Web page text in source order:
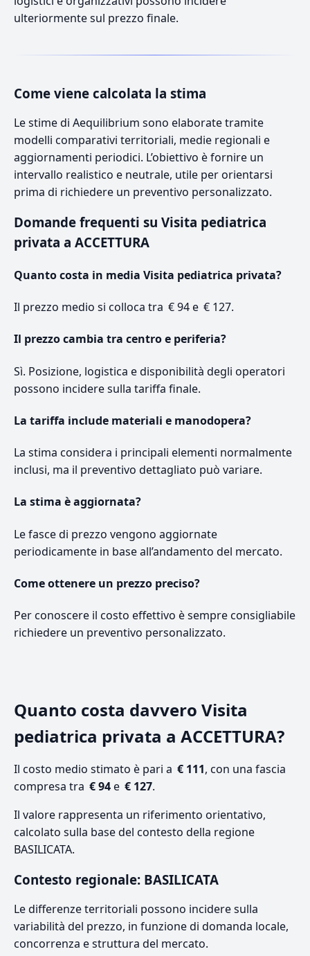
ulteriormente sul prezzo finale.
Come viene calcolata la stima
Le stime di Aequilibrium sono elaborate tramite
modelli comparativi territoriali, medie regionali e
aggiornamenti periodici. L’obiettivo è fornire un
intervallo realistico e neutrale, utile per orientarsi
prima di richiedere un preventivo personalizzato.
Domande frequenti su Visita pediatrica
privata a ACCETTURA
Quanto costa in media Visita pediatrica privata?
Il prezzo medio si colloca tra € 94 e € 127.
Il prezzo cambia tra centro e periferia?
Sì. Posizione, logistica e disponibilità degli operatori
possono incidere sulla tariffa finale.
La tariffa include materiali e manodopera?
La stima considera i principali elementi normalmente
inclusi, ma il preventivo dettagliato può variare.
La stima è aggiornata?
Le fasce di prezzo vengono aggiornate
periodicamente in base all’andamento del mercato.
Come ottenere un prezzo preciso?
Per conoscere il costo effettivo è sempre consigliabile
richiedere un preventivo personalizzato.
Quanto costa davvero Visita
pediatrica privata a ACCETTURA?
Il costo medio stimato è pari a € 111, con una fascia
compresa tra € 94e € 127.
Il valore rappresenta un riferimento orientativo,
calcolato sulla base del contesto della regione
BASILICATA.
Contesto regionale: BASILICATA
Le differenze territoriali possono incidere sulla
variabilità del prezzo, in funzione di domanda locale,
concorrenza e struttura del mercato.